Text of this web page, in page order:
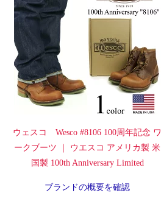
ウェスコ Wesco #8106 100周年記念 ワ
ークブーツ ｜ ウエスコ アメリカ製 米
国製 100th Anniversary Limited
ブランドの概要を確認